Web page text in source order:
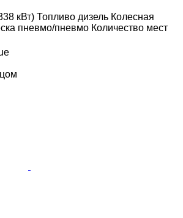
кВт) Топливо дизель Колесная
пневмо/пневмо Количество мест